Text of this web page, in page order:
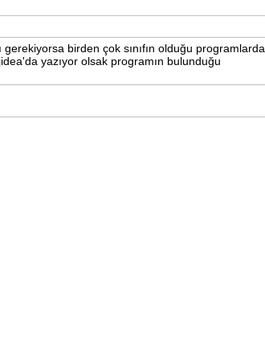
birden çok sınıfın olduğu programlarda
yazıyor olsak programın bulunduğu